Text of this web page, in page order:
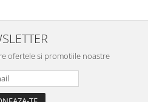
ofertele si promotiile noastre